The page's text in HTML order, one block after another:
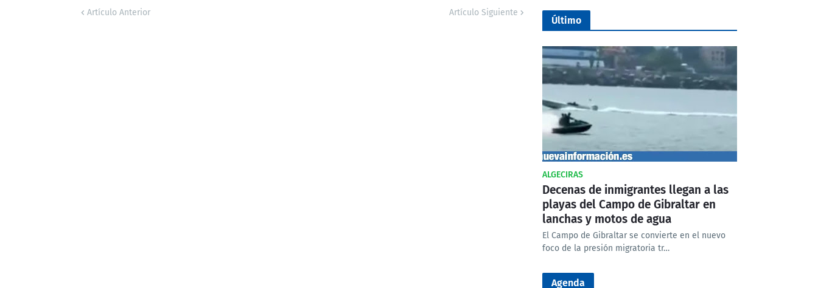
Artículo Anterior Artículo Siguiente
Último
ALGECIRAS
Decenas de inmigrantes llegan a las
playas del Campo de Gibraltar en
lanchas y motos de agua
El Campo de Gibraltar se convierte en el nuevo
foco de la presión migratoria tr…
Agenda